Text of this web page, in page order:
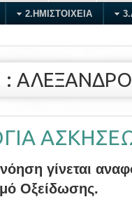
2.HMIΣΤΟΙΧΕΙΑ
:
γίνεται
Οξείδωσης.